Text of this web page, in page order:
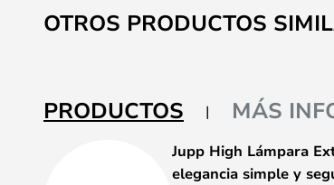
al
comienzo
galería
de
OTROS PRODUCTOS
PRODUCTOS MÁS
Jupp High Lámpara
elegancia simple y